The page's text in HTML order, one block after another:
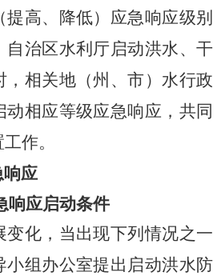
高、降低）应急响应级别
自治区水利厅启动洪水、干
，相关地（州、市）水行政
相应等级应急响应，共同
作。
响应
响应启动条件
变化，当出现下列情况之一
小组办公室提出启动洪水防